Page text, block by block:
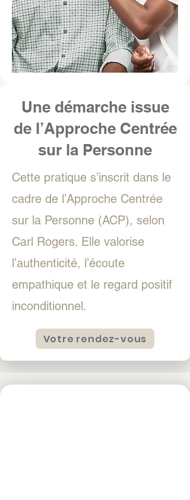
Une démarche issue
de l’Approche Centrée
sur la Personne
Cette pratique s’inscrit dans le
cadre de l’Approche Centrée
sur la Personne (ACP), selon
Carl Rogers. Elle valorise
l’authenticité, l’écoute
empathique et le regard positif
inconditionnel.
Votre rendez-vous